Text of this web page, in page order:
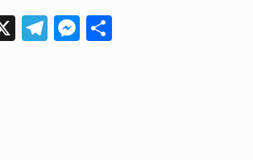
X Telegram
Messenger